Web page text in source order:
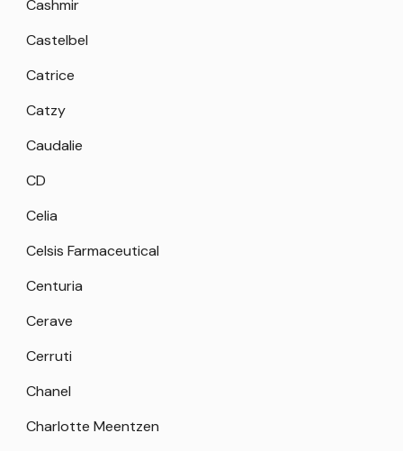
Cashmir
Castelbel
Catrice
Catzy
Caudalie
CD
Celia
Celsis Farmaceutical
Centuria
Cerave
Cerruti
Chanel
Charlotte Meentzen